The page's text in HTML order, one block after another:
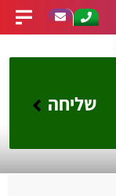
שליחה